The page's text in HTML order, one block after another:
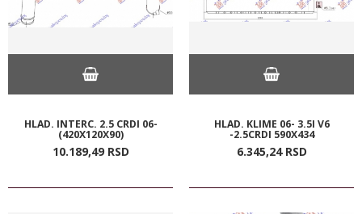
HLAD. INTERC. 2.5 CRDI 06-
(420X120X90)
10.189,49 RSD
HLAD. KLIME 06- 3.5I V6
-2.5CRDI 590X434
6.345,24 RSD